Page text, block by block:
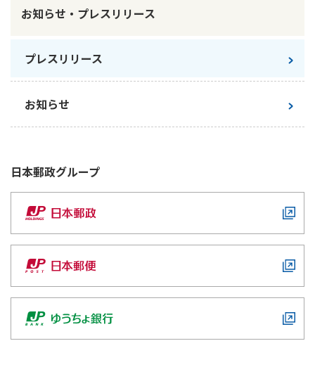
ラジオ体操ポータルサイト
お客さまの声／お客さまサービス向上の取組み
かんぽジャンクション
お知らせ・プレスリリース
プレスリリース
お知らせ
日本郵政グループ